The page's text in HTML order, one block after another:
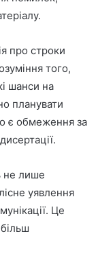
про строки
того,
шанси на
планувати
є обмеження за
не лише
уявлення
Це